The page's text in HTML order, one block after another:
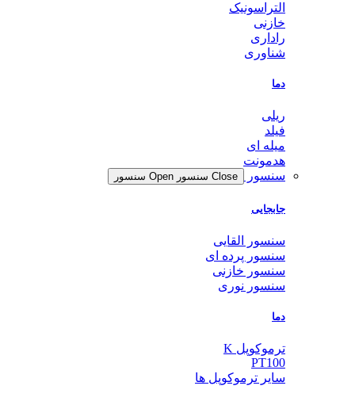
التراسونیک
خازنی
راداری
شناوری
دما
ریلی
فیلد
میله ای
هدمونت
سنسور
Close سنسور Open سنسور
جابجایی
سنسور القایی
سنسور پرده ای
سنسور خازنی
سنسور نوری
دما
ترموکوپل K
PT100
سایر ترموکوپل ها